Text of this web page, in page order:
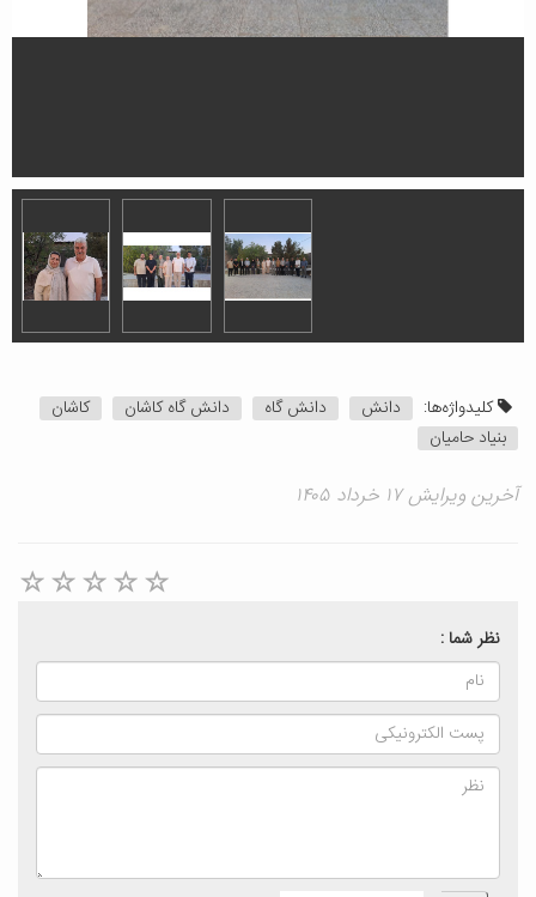
کلیدواژه‌ها: دانش دانش گاه دانش گاه کاشان
کاشان
بنیاد حامیان
آخرین ویرایش ۱۷ خرداد ۱۴۰۵
نظر شما :